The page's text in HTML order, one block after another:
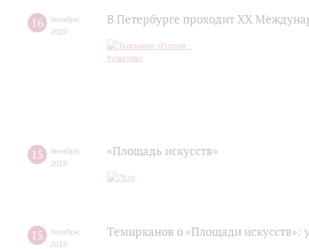
16 декабря
2019
В Петербурге проходит ХХ
15 декабря
2019
«Площадь искусств»
15 декабря
2019
Темирканов о «Площади